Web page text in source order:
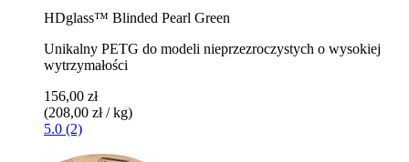
HDglass™ Blinded Pearl Green
Unikalny PETG do modeli nieprzezroczystych o wysokiej
wytrzymałości
156,00 zł
(208,00 zł / kg)
5.0 (2)